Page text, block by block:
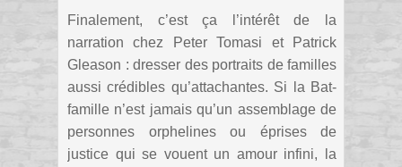
Finalement, c’est ça l’intérêt de la
narration chez Peter Tomasi et Patrick
Gleason : dresser des portraits de familles
aussi crédibles qu’attachantes. Si la Bat-
famille n’est jamais qu’un assemblage de
personnes orphelines ou éprises de
justice qui se vouent un amour infini, la